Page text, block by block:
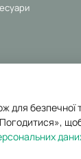
для безпечної